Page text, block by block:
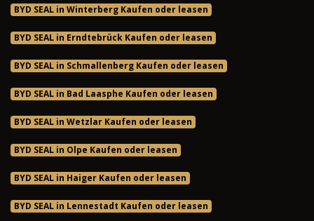
BYD SEAL in Winterberg Kaufen oder leasen
BYD SEAL in Erndtebrück Kaufen oder leasen
BYD SEAL in Schmallenberg Kaufen oder leasen
BYD SEAL in Bad Laasphe Kaufen oder leasen
BYD SEAL in Wetzlar Kaufen oder leasen
BYD SEAL in Olpe Kaufen oder leasen
BYD SEAL in Haiger Kaufen oder leasen
BYD SEAL in Lennestadt Kaufen oder leasen